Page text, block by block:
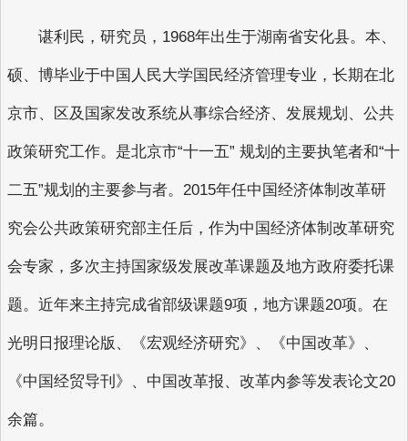
谌利民，研究员，1968年出生于湖南省安化县。本、
硕、博毕业于中国人民大学国民经济管理专业，长期在北
京市、区及国家发改系统从事综合经济、发展规划、公共
政策研究工作。是北京市“十一五” 规划的主要执笔者和“十
二五”规划的主要参与者。2015年任中国经济体制改革研
究会公共政策研究部主任后，作为中国经济体制改革研究
会专家，多次主持国家级发展改革课题及地方政府委托课
题。近年来主持完成省部级课题9项，地方课题20项。在
光明日报理论版、《宏观经济研究》、《中国改革》、
《中国经贸导刊》、中国改革报、改革内参等发表论文20
余篇。